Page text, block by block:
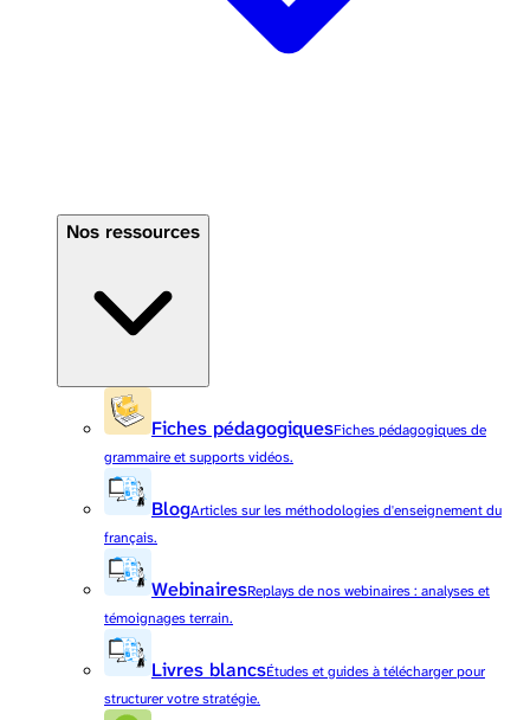
Nos ressources
Fiches pédagogiquesFiches pédagogiques de
grammaire et supports vidéos.
BlogArticles sur les méthodologies d'enseignement du
français.
WebinairesReplays de nos webinaires : analyses et
témoignages terrain.
Livres blancsÉtudes et guides à télécharger pour
structurer votre stratégie.